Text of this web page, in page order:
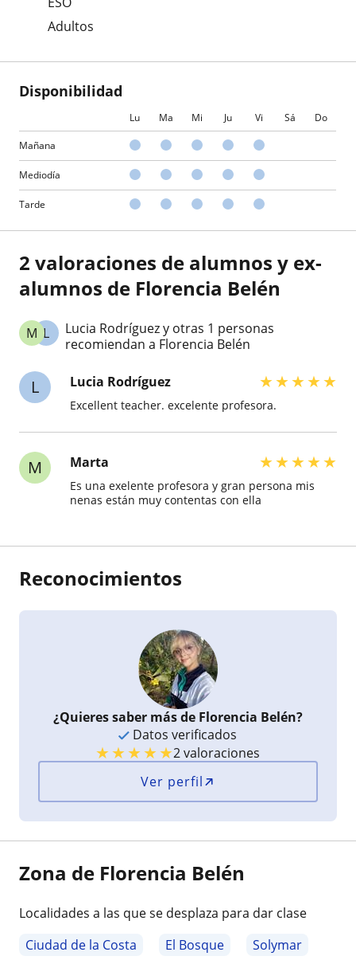
Adultos
Disponibilidad
Lu Ma Mi Ju Vi Sá Do
Mañana
Mediodía
Tarde
2 valoraciones de alumnos y ex-
alumnos de Florencia Belén
L
M
Lucia Rodríguez y otras 1 personas
recomiendan a Florencia Belén
L Lucia Rodríguez ★★★★★
Excellent teacher. excelente profesora.
M Marta ★★★★★
Es una exelente profesora y gran persona mis
nenas están muy contentas con ella
Reconocimientos
¿Quieres saber más de Florencia Belén?
Datos verificados
★★★★★2 valoraciones
Ver perfil
Zona de Florencia Belén
Localidades a las que se desplaza para dar clase
Ciudad de la Costa
El Bosque Solymar